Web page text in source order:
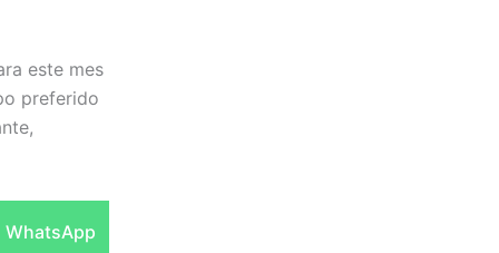
este mes
preferido
Compartir
WhatsApp